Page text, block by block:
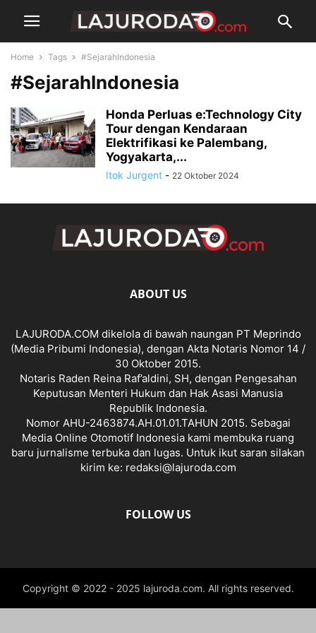
Home Tags #SejarahIndonesia
#SejarahIndonesia
Honda Perluas e:Technology City
Tour dengan Kendaraan
Elektrifikasi ke Palembang,
Yogyakarta,...
Itok Jurgent - 22 Oktober 2024
ABOUT US
LAJURODA.COM dikelola di bawah naungan PT Meprindo
(Media Pribumi Indonesia), dengan Akta Notaris Nomor 14 /
30 Oktober 2015.
Notaris Raden Reina Raf’aldini, SH, dengan Pengesahan
Keputusan Menteri Hukum dan Hak Asasi Manusia
Republik Indonesia.
Nomor AHU-2463874.AH.01.01.TAHUN 2015. Sebagai
Media Online Otomotif Indonesia kami membuka ruang
baru jurnalisme terbuka dan lugas. Untuk ikut saran silakan
kirim ke: redaksi@lajuroda.com
FOLLOW US
Copyright © 2022 - 2025 lajuroda.com. All rights reserved.